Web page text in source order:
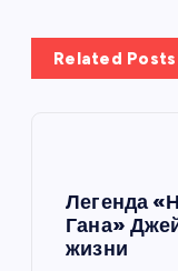
Related Posts
Легенда
Гана»
жизни